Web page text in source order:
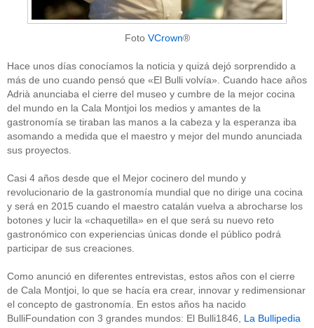
Foto VCrown®
Hace unos días conocíamos la noticia y quizá dejó sorprendido a
más de uno cuando pensó que «El Bulli volvía». Cuando hace años
Adrià anunciaba el cierre del museo y cumbre de la mejor cocina
del mundo en la Cala Montjoi los medios y amantes de la
gastronomía se tiraban las manos a la cabeza y la esperanza iba
asomando a medida que el maestro y mejor del mundo anunciada
sus proyectos.
Casi 4 años desde que el Mejor cocinero del mundo y
revolucionario de la gastronomía mundial que no dirige una cocina
y será en 2015 cuando el maestro catalán vuelva a abrocharse los
botones y lucir la «chaquetilla» en el que será su nuevo reto
gastronómico con experiencias únicas donde el público podrá
participar de sus creaciones.
Como anunció en diferentes entrevistas, estos años con el cierre
de Cala Montjoi, lo que se hacía era crear, innovar y redimensionar
el concepto de gastronomía. En estos años ha nacido
BulliFoundation con 3 grandes mundos: El Bulli1846, La Bullipedia